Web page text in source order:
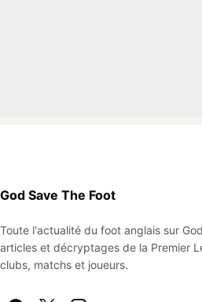
God Save The Foot
Toute l'actualité du foot anglais sur
articles et décryptages de la Premier
clubs, matchs et joueurs.